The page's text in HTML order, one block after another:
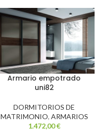
Armario empotrado
uni82
DORMITORIOS DE
MATRIMONIO, ARMARIOS
1.472,00€